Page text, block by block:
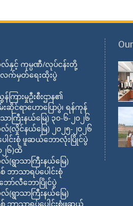
လ်နှင့် ကုမ္ပဏီ/လုပ်ငန်းတို့
က်မှတ်ရေးထိုးပွဲ
ြားမှုဦးစီးဌာန၏
ရာဟောပြောပွဲ၊ ရန်ကုန်
ာကြီးနယ်မြေ) ၃၀-၆-၂၀၂၆
(လှိုင်နယ်မြေ) ၂၀၂၅-၂၀၂၆
ါင်းစုံ ဖူဆယ်ဘောလုံးပြိုင်ပွဲ
၂၆)ထိ
(ရွာသာကြီးနယ်မြေ)
ဘာသာရပ်ပေါင်းစုံ
ော်လီဘောပြိုင်ပွဲ
(ရွာသာကြီးနယ်မြေ)
ဘာသာရပ်ပေါင်းစုံဖူဆယ်